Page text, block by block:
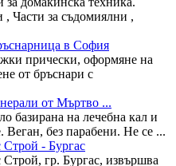
, Части за съдомиялни ,
в София
прически, оформяне на
от бръснари с
от Мъртво ...
базирана на лечебна кал и
без парабени. Не се ...
- Бургас
гр. Бургас, извършва